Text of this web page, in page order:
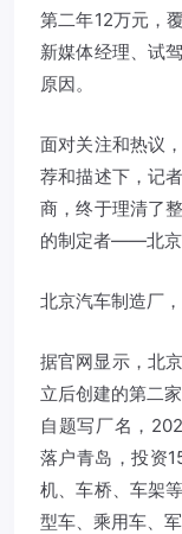
第二年12万元，
新媒体经理、试
原因。
面对关注和热议
荐和描述下，记
商，终于理清了
的制定者——北京
北京汽车制造厂
据官网显示，北
立后创建的第二
自题写厂名，
落户青岛，投资
机、车桥、车架
型车、乘用车、